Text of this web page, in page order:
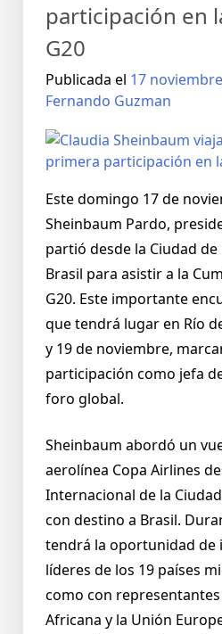
participación en
G20
Publicada el 17
Fernando Guzman
Este domingo 17 de
Sheinbaum Pardo,
partió desde la Ciudad
Brasil para asistir a la
G20. Este importante
que tendrá lugar en Río
y 19 de noviembre,
participación como jefa
foro global.
Sheinbaum abordó un
aerolínea Copa Airlines
Internacional de la
con destino a Brasil.
tendrá la oportunidad de
líderes de los 19 países
como con
Africana y la Unión